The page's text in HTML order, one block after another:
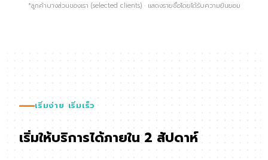
*ลูกค้าบางส่วนของเรา (selected clients) · แสดงรายชื่อโดยได้รับความยินยอม
เริ่มง่าย เริ่มเร็ว
เริ่มให้บริการได้ภายใน 2 สัปดาห์